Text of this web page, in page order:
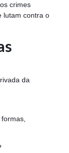
crimes
lutam contra o
da